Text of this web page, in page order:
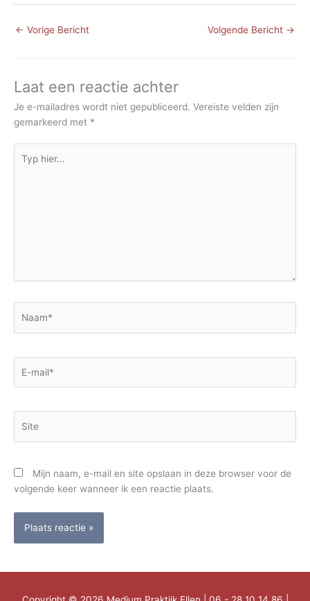
← Vorige Bericht Volgende Bericht →
Laat een reactie achter
Je e-mailadres wordt niet gepubliceerd. Vereiste velden zijn
gemarkeerd met *
hier...
mail*
Mijn naam, e-mail en site opslaan in deze browser voor de
volgende keer wanneer ik een reactie plaats.